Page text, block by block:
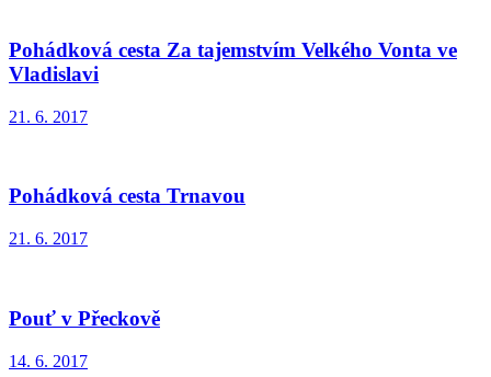
Pohádková cesta Za tajemstvím Velkého Vonta ve
Vladislavi
21. 6. 2017
Pohádková cesta Trnavou
21. 6. 2017
Pouť v Přeckově
14. 6. 2017